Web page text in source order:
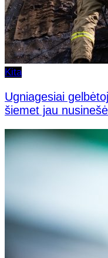
Kita
Ugniagesiai
šiemet jau